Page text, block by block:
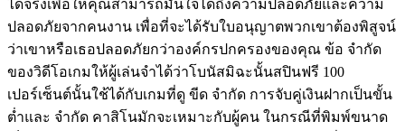
ได้จริงเพื่อให้คุณสามารถมั่นใจได้ถึงความปลอดภัยและความ
ปลอดภัยจากคนงาน เพื่อที่จะได้รับใบอนุญาตพวกเขาต้องพิสูจน์
ว่าเขาหรือเธอปลอดภัยกว่าองค์กรปกครองของคุณ ข้อ จำกัด
ของวิดีโอเกมให้ผู้เล่นจำได้ว่าโบนัสมิฉะนั้นสปินฟรี 100
เปอร์เซ็นต์นั้นใช้ได้กับเกมที่ดู ขีด จำกัด การจับคู่เงินฝากเป็นขั้น
ต่ำและ จำกัด คาสิโนมักจะเหมาะกับผู้คน ในกรณีที่พิมพ์ขนาด